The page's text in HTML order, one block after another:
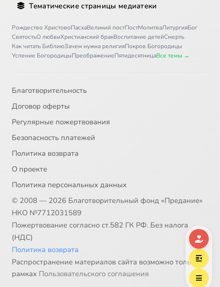
Тематические страницы медиатеки
Рождество ХристовоПасхаВеликий постПостМолитваЛитургияБог
СвятостьО любвиХристианский бракВоспитание детейСмерть
Как читать БиблиюЗачем нужна религияПокров Богородицы
Успение БогородицыПреображениеПятидесятницаВсе темы →
Благотворительность
Договор оферты
Регулярные пожертвования
Безопасность платежей
Политика возврата
О проекте
Политика персональных данных
© 2008 — 2026 Благотворительный фонд «Предание»
НКО №7712031589
Пожертвование согласно ст.582 ГК РФ. Без налога
(НДС)
Политика возврата
Распространение материалов сайта возможно только в
рамках Пользовательского соглашения